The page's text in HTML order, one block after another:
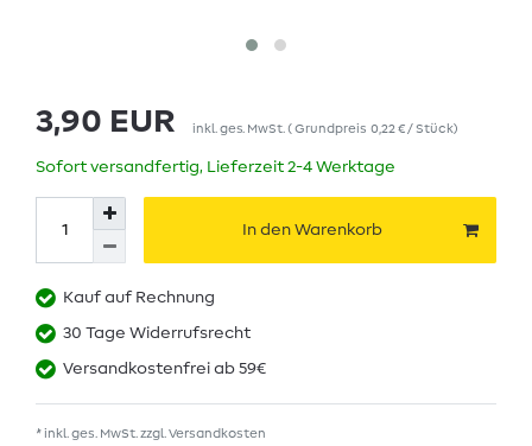
3,90 EUR inkl. ges. MwSt.( Grundpreis 0,22 € / Stück)
Sofort versandfertig, Lieferzeit 2-4 Werktage
In den Warenkorb
Kauf auf Rechnung
30 Tage Widerrufsrecht
Versandkostenfrei ab 59€
* inkl. ges. MwSt. zzgl.Versandkosten